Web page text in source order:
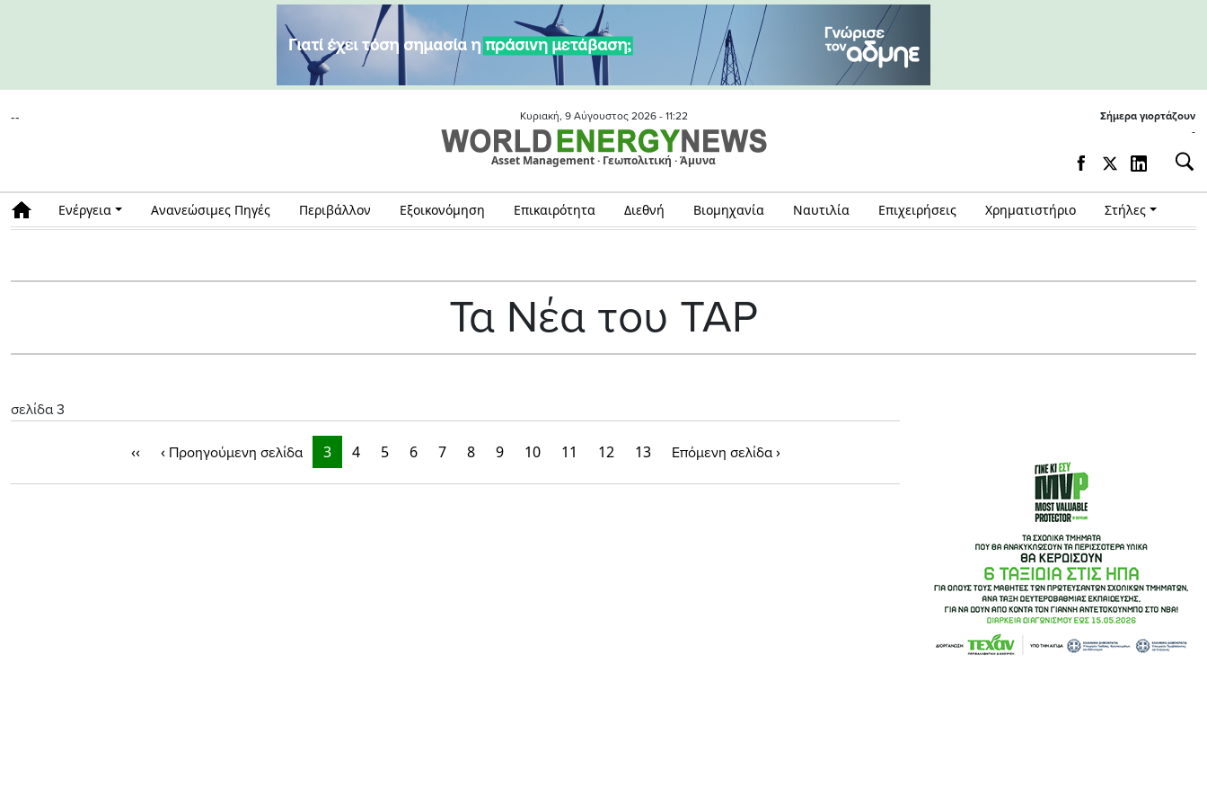
-- Κυριακή, 9 Αύγουστος 2026 - 11:22
Asset Management · Γεωπολιτική · Άμυνα
Σήμερα γιορτάζουν
-
Ενέργεια Ανανεώσιμες Πηγές Περιβάλλον Εξοικονόμηση Επικαιρότητα Διεθνή Βιομηχανία Ναυτιλία Επιχειρήσεις Χρηματιστήριο Στήλες
Τα Νέα του TAP
σελίδα 3
‹‹ ‹ Προηγούμενη σελίδα 3 4 5 6 7 8 9 10 11 12 13 Επόμενη σελίδα›